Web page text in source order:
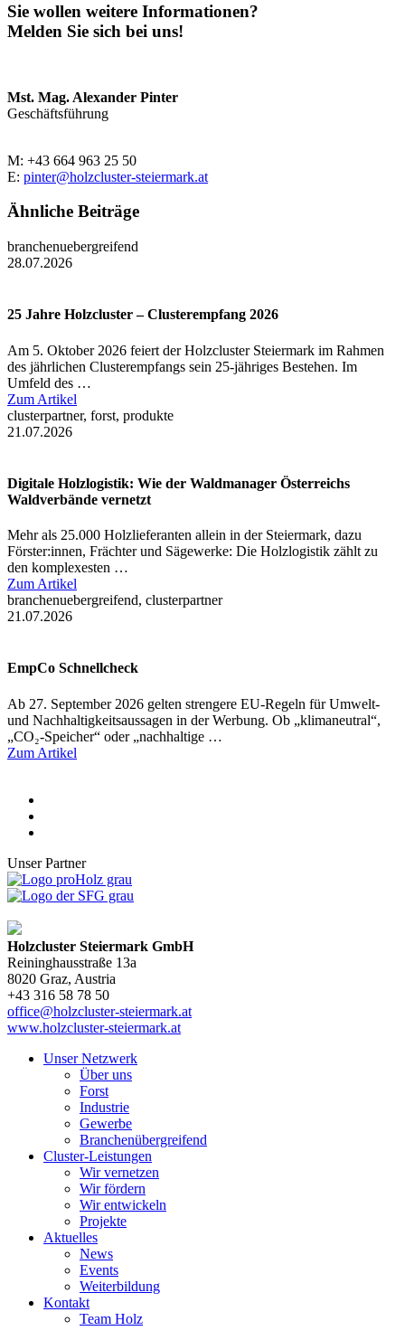
Sie wollen weitere Informationen?
Melden Sie sich bei uns!
Mst. Mag. Alexander Pinter
Geschäftsführung
M: +43 664 963 25 50
E: pinter@holzcluster-steiermark.at
Ähnliche Beiträge
branchenuebergreifend
28.07.2026
25 Jahre Holzcluster – Clusterempfang 2026
Am 5. Oktober 2026 feiert der Holzcluster Steiermark im Rahmen
des jährlichen Clusterempfangs sein 25-jähriges Bestehen. Im
Umfeld des …
Zum Artikel
clusterpartner, forst, produkte
21.07.2026
Digitale Holzlogistik: Wie der Waldmanager Österreichs
Waldverbände vernetzt
Mehr als 25.000 Holzlieferanten allein in der Steiermark, dazu
Förster:innen, Frächter und Sägewerke: Die Holzlogistik zählt zu
den komplexesten …
Zum Artikel
branchenuebergreifend, clusterpartner
21.07.2026
EmpCo Schnellcheck
Ab 27. September 2026 gelten strengere EU-Regeln für Umwelt-
und Nachhaltigkeitsaussagen in der Werbung. Ob „klimaneutral“,
„CO₂-Speicher“ oder „nachhaltige …
Zum Artikel
Unser Partner
Holzcluster Steiermark GmbH
Reininghausstraße 13a
8020 Graz, Austria
+43 316 58 78 50
office@holzcluster-steiermark.at
www.holzcluster-steiermark.at
Unser Netzwerk
Über uns
Forst
Industrie
Gewerbe
Branchenübergreifend
Cluster-Leistungen
Wir vernetzen
Wir fördern
Wir entwickeln
Projekte
Aktuelles
News
Events
Weiterbildung
Kontakt
Team Holz